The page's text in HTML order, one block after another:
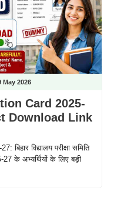
May 2026
Card 2025-
Download Link
विद्यालय परीक्षा समिति
के अभ्यर्थियों के लिए बड़ी